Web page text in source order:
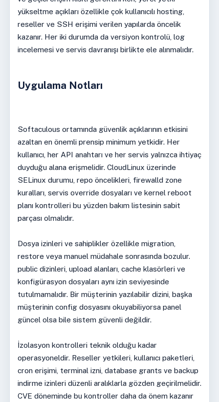
yükseltme açıkları özellikle çok kullanıcılı hosting,
reseller ve SSH erişimi verilen yapılarda öncelik
kazanır. Her iki durumda da versiyon kontrolü, log
incelemesi ve servis davranışı birlikte ele alınmalıdır.
Uygulama Notları
Softaculous ortamında güvenlik açıklarının etkisini
azaltan en önemli prensip minimum yetkidir. Her
kullanıcı, her API anahtarı ve her servis yalnızca ihtiyaç
duyduğu alana erişmelidir. CloudLinux üzerinde
SELinux durumu, repo öncelikleri, firewalld zone
kuralları, servis override dosyaları ve kernel reboot
planı kontrolleri bu yüzden bakım listesinin sabit
parçası olmalıdır.
Dosya izinleri ve sahiplikler özellikle migration,
restore veya manuel müdahale sonrasında bozulur.
public dizinleri, upload alanları, cache klasörleri ve
konfigürasyon dosyaları aynı izin seviyesinde
tutulmamalıdır. Bir müşterinin yazılabilir dizini, başka
müşterinin config dosyasını okuyabiliyorsa panel
güncel olsa bile sistem güvenli değildir.
İzolasyon kontrolleri teknik olduğu kadar
operasyoneldir. Reseller yetkileri, kullanıcı paketleri,
cron erişimi, terminal izni, database grants ve backup
indirme izinleri düzenli aralıklarla gözden geçirilmelidir.
CVE döneminde bu kontroller daha da önem kazanır